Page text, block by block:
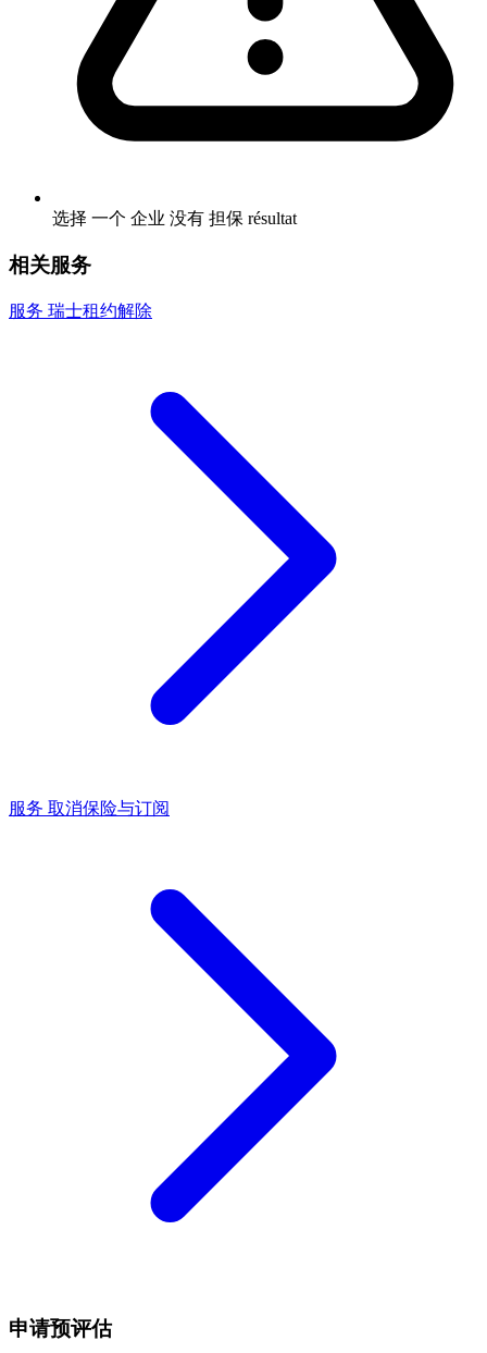
选择 一个 企业 没有 担保 résultat
相关服务
服务 瑞士租约解除
服务 取消保险与订阅
申请预评估